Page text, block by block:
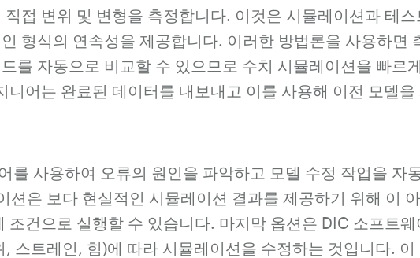
직접 변위 및 변형을 측정합니다. 이것은 시뮬레이션과 테
형식의 연속성을 제공합니다. 이러한 방법론을 사용하면
를 자동으로 비교할 수 있으므로 수치 시뮬레이션을 빠르
니어는 완료된 데이터를 내보내고 이를 사용해 이전 모델
를 사용하여 오류의 원인을 파악하고 모델 수정 작업을 자
션은 보다 현실적인 시뮬레이션 결과를 제공하기 위해 이
조건으로 실행할 수 있습니다. 마지막 옵션은 DIC 소프트웨
, 스트레인, 힘)에 따라 시뮬레이션을 수정하는 것입니다. 이